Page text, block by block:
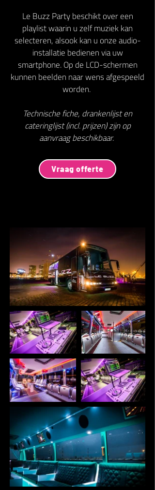
Le Buzz Party beschikt over een
playlist waarin u zelf muziek kan
selecteren, alsook kan u onze audio-
installatie bedienen via uw
smartphone. Op de LCD-schermen
kunnen beelden naar wens afgespeeld
worden.
Technische fiche, drankenlijst en
cateringlijst (incl. prijzen) zijn op
aanvraag beschikbaar.
Vraag offerte